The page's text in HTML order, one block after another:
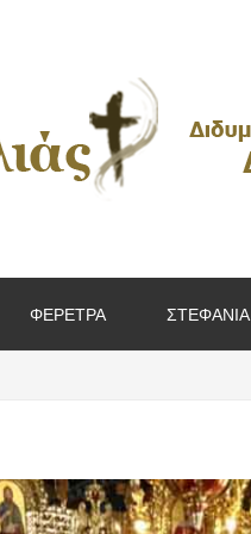
ΦΕΡΕΤΡΑ ΣΤΕΦΑΝΙΑ